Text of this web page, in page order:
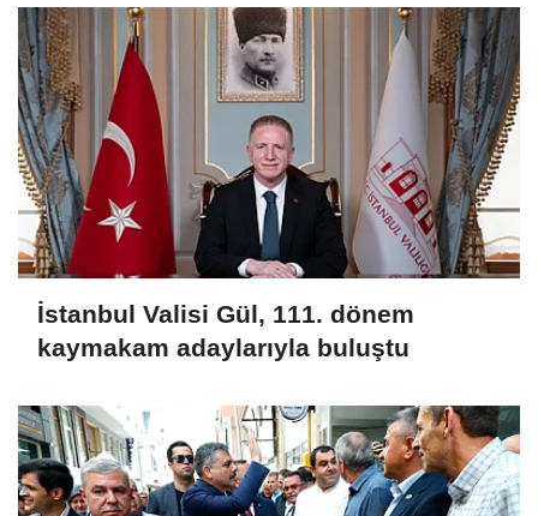
İstanbul Valisi Gül, 111. dönem
kaymakam adaylarıyla buluştu